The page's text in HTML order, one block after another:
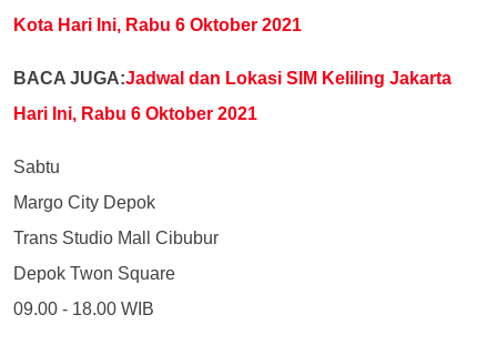
Kota Hari Ini, Rabu 6 Oktober 2021
BACA JUGA:Jadwal dan Lokasi SIM Keliling Jakarta
Hari Ini, Rabu 6 Oktober 2021
Sabtu
Margo City Depok
Trans Studio Mall Cibubur
Depok Twon Square
09.00 - 18.00 WIB